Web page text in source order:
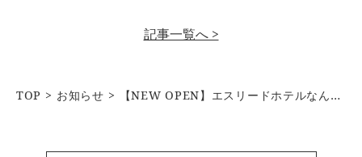
記事一覧へ >
TOP お知らせ 【NEW OPEN】エスリードホテルなんば大国町